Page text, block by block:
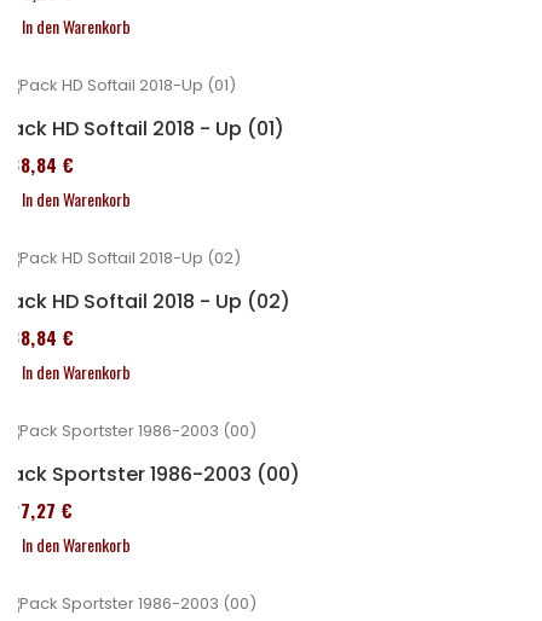
In den Warenkorb
Pack HD Softail 2018 - Up (01)
338,84 €
In den Warenkorb
Pack HD Softail 2018 - Up (02)
338,84 €
In den Warenkorb
Pack Sportster 1986-2003 (00)
227,27 €
In den Warenkorb